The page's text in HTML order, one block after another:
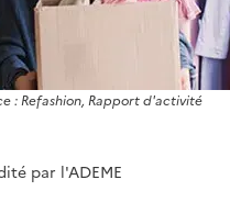
: Refashion, Rapport d'activité
par l'ADEME